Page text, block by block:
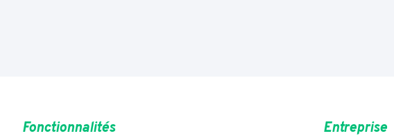
Fonctionnalités Entreprise